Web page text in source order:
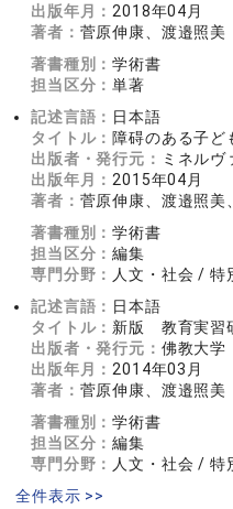
出版年月： 2018年04月
著者： 菅原伸康、渡邉照美
著書種別：学術書
担当区分：単著
記述言語： 日本語
タイトル： 障碍のある子
出版者・発行元： ミネルヴ
出版年月： 2015年04月
著者： 菅原伸康、渡邉照美
著書種別：学術書
担当区分：編集
専門分野： 人文・社会 / 特
記述言語： 日本語
タイトル： 新版 教育実習
出版者・発行元： 佛教大学
出版年月： 2014年03月
著者： 菅原伸康、渡邉照美
著書種別：学術書
担当区分：編集
専門分野： 人文・社会 / 特
全件表示 >>